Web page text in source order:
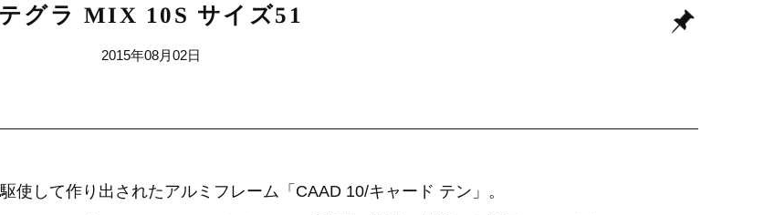
テグラ MIX 10S サイズ51
2015年08月02日
使して作り出されたアルミフレーム「CAAD 10/キャード テン」。